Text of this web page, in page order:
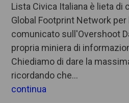
Lista Civica Italiana è lieta di
Global Footprint Network
comunicato sull'Overshoot
propria miniera di
Chiediamo di dare la
ricordando che…
continua